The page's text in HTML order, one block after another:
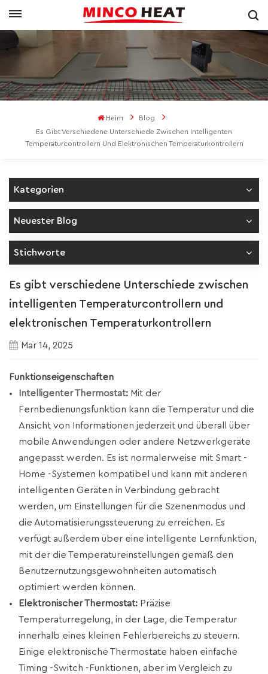
Heim
Blog
Es Gibt Verschiedene Unterschiede Zwischen Intelligenten
Temperaturcontrollern Und Elektronischen Temperaturkontrollern
Kategorien
Neuester Blog
Stichworte
Es gibt verschiedene Unterschiede zwischen
intelligenten Temperaturcontrollern und
elektronischen Temperaturkontrollern
Mar 14, 2025
Funktionseigenschaften
Intelligenter Thermostat: Mit der
Fernbedienungsfunktion kann die Temperatur und die
Ansicht von Informationen jederzeit und überall über
mobile Anwendungen oder andere Netzwerkgeräte
angepasst werden. Es ist normalerweise mit Smart -
Home -Systemen kompatibel und kann mit anderen
intelligenten Geräten in Verbindung gebracht
werden, um Einstellungen für die Szenenmodus und
die Automatisierungssteuerung zu erreichen. Es
verfügt außerdem über eine intelligente Lernfunktion,
mit der die Temperatureinstellungen gemäß den
Benutzernutzungsgewohnheiten automatisch
optimiert werden können.
Elektronischer Thermostat: Präzise
Temperaturregelung, in der Lage, die Temperatur
innerhalb eines kleinen Fehlerbereichs zu steuern.
Einige elektronische Thermostate haben einfache
Timing -Switch -Funktionen, aber im Vergleich zu